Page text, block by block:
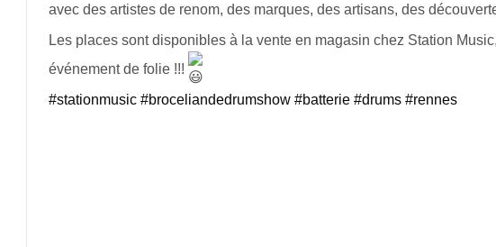
avec des artistes de renom, des marques, des artisans, des
Les places sont disponibles à la vente en magasin chez Station
événement de folie !!!
#stationmusic #broceliandedrumshow #batterie #drums #rennes